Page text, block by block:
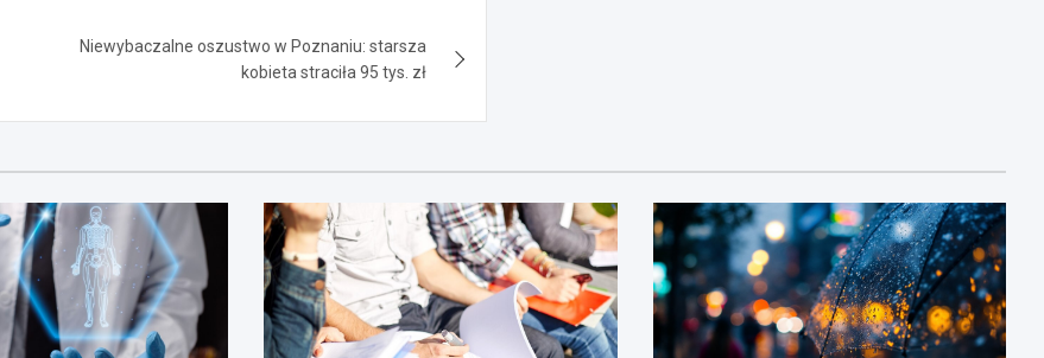
Niewybaczalne oszustwo w Poznaniu: starsza
kobieta straciła 95 tys. zł